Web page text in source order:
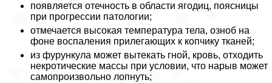
появляется отечность в области ягoдиц, поясницы
при прогрессии патологии;
отмечается высокая температура тела, озноб на
фоне воспаления прилегающих к копчику тканей;
из фурункула может вытекать гной, кровь, отходить
некротические массы при условии, что нарыв может
самопроизвольно лопнуть;